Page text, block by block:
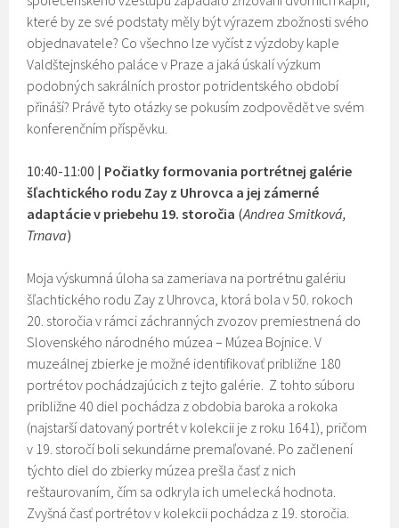
které by ze své podstaty měly být výrazem zbožnosti svého
objednavatele? Co všechno lze vyčíst z výzdoby kaple
Valdštejnského paláce v Praze a jaká úskalí výzkum
podobných sakrálních prostor potridentského období
přináší? Právě tyto otázky se pokusím zodpovědět ve svém
konferenčním příspěvku.
10:40-11:00 | Počiatky formovania portrétnej galérie
šľachtického rodu Zay z Uhrovca a jej zámerné
adaptácie v priebehu 19. storočia (Andrea Smitková,
Trnava)
Moja výskumná úloha sa zameriava na portrétnu galériu
šľachtického rodu Zay z Uhrovca, ktorá bola v 50. rokoch
20. storočia v rámci záchranných zvozov premiestnená do
Slovenského národného múzea – Múzea Bojnice. V
muzeálnej zbierke je možné identifikovať približne 180
portrétov pochádzajúcich z tejto galérie. Z tohto súboru
približne 40 diel pochádza z obdobia baroka a rokoka
(najstarší datovaný portrét v kolekcii je z roku 1641), pričom
v 19. storočí boli sekundárne premaľované. Po začlenení
týchto diel do zbierky múzea prešla časť z nich
reštaurovaním, čím sa odkryla ich umelecká hodnota.
Zvyšná časť portrétov v kolekcii pochádza z 19. storočia.